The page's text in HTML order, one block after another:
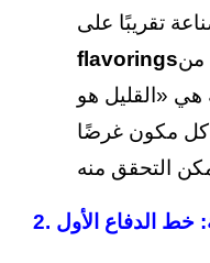
flavoringsمن
هي «القليل هو
كل مكون غرضًا
خط الدفاع الأول